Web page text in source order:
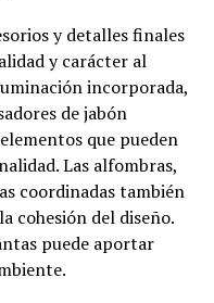
y detalles finales
y carácter al
incorporada,
de jabón
que pueden
Las alfombras,
coordinadas también
cohesión del diseño.
puede aportar